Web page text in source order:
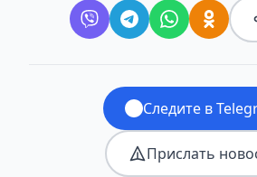
Следите в
Прислать